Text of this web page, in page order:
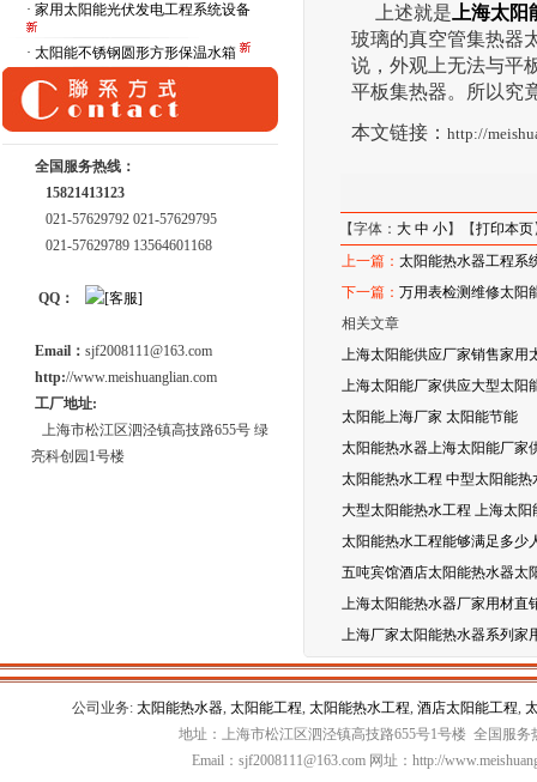
· 家用太阳能光伏发电工程系统设备
· 太阳能不锈钢圆形方形保温水箱
全国服务热线：
15821413123
021-57629792 021-57629795
021-57629789 13564601168
QQ：
Email： sjf2008111@163.com
http://www.meishuanglian.com
工厂地址:
上海市松江区泗泾镇高技路655号 绿
亮科创园1号楼
上述就是 上海太
玻璃的真空管集热器
说，外观上无法与平
平板集热器。所以究
本文链接：http://
【字体：大 中 小】【打印本页
上一篇：太阳能热水器工程系
下一篇：万用表检测维修太阳
相关文章
上海太阳能供应厂家销售家用
上海太阳能厂家供应大型太阳
太阳能上海厂家 太阳能节能
太阳能热水器上海太阳能厂家
太阳能热水工程 中型太阳能热
大型太阳能热水工程 上海太阳
太阳能热水工程能够满足多少
五吨宾馆酒店太阳能热水器太
上海太阳能热水器厂家用材直
上海厂家太阳能热水器系列家
公司业务: 太阳能热水器, 太阳能工程, 太阳能热水工程, 酒店太阳能工程,
地址：上海市松江区泗泾镇高技路655号1号楼 全国服务
Email：sjf2008111@163.com 网址：http://